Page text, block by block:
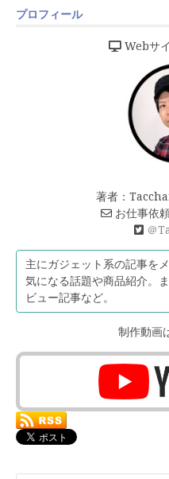
プロフィール
Webサ
著者：
お仕事依
＠
主にガジェット系の記事を
気になる話題や商品紹介。
ビュー記事など。
制作動画